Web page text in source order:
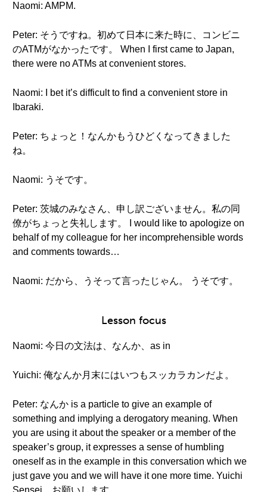
Naomi: AMPM.
Peter: そうですね。初めて日本に来た時に、コンビニ
のATMがなかったです。 When I first came to Japan,
there were no ATMs at convenient stores.
Naomi: I bet it’s difficult to find a convenient store in
Ibaraki.
Peter: ちょっと！なんかもうひどくなってきました
ね。
Naomi: うそです。
Peter: 茨城のみなさん、申し訳ございません。私の同
僚がちょっと失礼します。 I would like to apologize on
behalf of my colleague for her incomprehensible words
and comments towards…
Naomi: だから、うそって言ったじゃん。 うそです。
Lesson focus
Naomi: 今日の文法は、なんか、as in
Yuichi: 俺なんか月末にはいつもスッカラカンだよ。
Peter: なんか is a particle to give an example of
something and implying a derogatory meaning. When
you are using it about the speaker or a member of the
speaker’s group, it expresses a sense of humbling
oneself as in the example in this conversation which we
just gave you and we will have it one more time. Yuichi
Sensei お願いします。